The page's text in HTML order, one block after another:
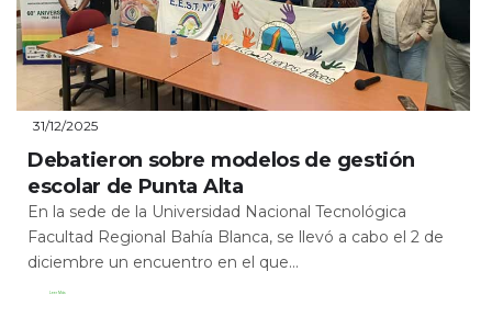
31/12/2025
Debatieron sobre modelos de gestión
escolar de Punta Alta
En la sede de la Universidad Nacional Tecnológica
Facultad Regional Bahía Blanca, se llevó a cabo el 2 de
diciembre un encuentro en el que...
Leer Más